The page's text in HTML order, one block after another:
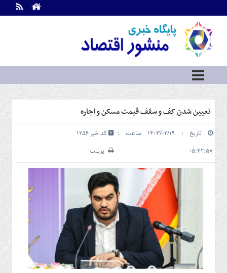
اطلاعات
تماس
ما
درباره
ما
سرویس
ها
بازار
سرمایه
و
بورس
و
شهری
گاز
و
پتروشیمی
صنعت
تعیین شدن کف و سقف قیمت مسکن و اجاره
تاریخ : ۱۴۰۳/۰۲/۱۹ ساعت :
۰۵:۴۲:۵۷
کد خبر 1256
پرینت